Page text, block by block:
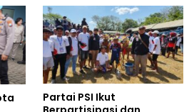
Partai PSI Ikut